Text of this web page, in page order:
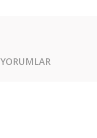
YORUMLAR